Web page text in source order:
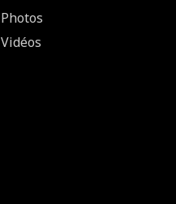
Photos
Vidéos